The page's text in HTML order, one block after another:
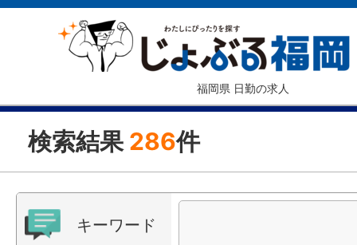
福岡県 日勤の求人
検索結果 286件
キーワード